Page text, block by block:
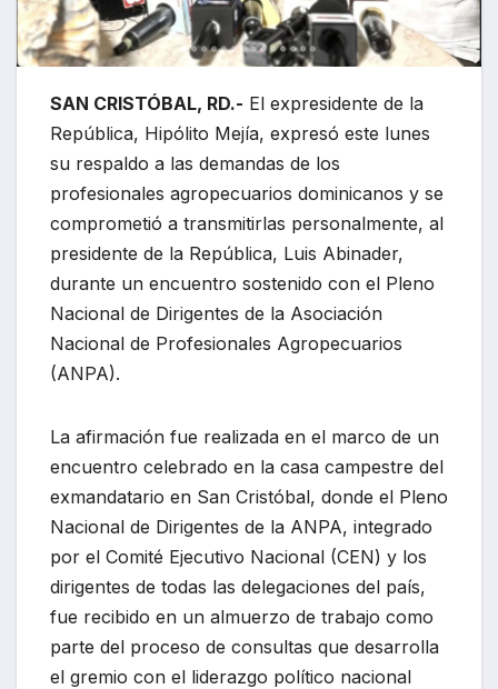
SAN CRISTÓBAL, RD.- El expresidente de la
República, Hipólito Mejía, expresó este lunes
su respaldo a las demandas de los
profesionales agropecuarios dominicanos y se
comprometió a transmitirlas personalmente, al
presidente de la República, Luis Abinader,
durante un encuentro sostenido con el Pleno
Nacional de Dirigentes de la Asociación
Nacional de Profesionales Agropecuarios
(ANPA).
La afirmación fue realizada en el marco de un
encuentro celebrado en la casa campestre del
exmandatario en San Cristóbal, donde el Pleno
Nacional de Dirigentes de la ANPA, integrado
por el Comité Ejecutivo Nacional (CEN) y los
dirigentes de todas las delegaciones del país,
fue recibido en un almuerzo de trabajo como
parte del proceso de consultas que desarrolla
el gremio con el liderazgo político nacional